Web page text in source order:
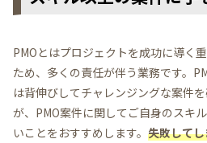
PMOとはプロジェクトを成功に導く
ため、多くの責任が伴う業務です。
は背伸びしてチャレンジングな案件
が、PMO案件に関してご自身のスキ
いことをおすすめします。 失敗して